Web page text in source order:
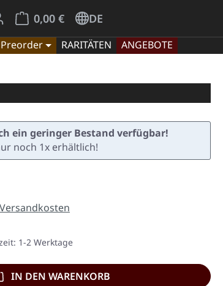
0 Produkte auf dem Merkzettel
0,00 €
Warenkorb enthält 0 Positionen. Der
DE
Preorder RARITÄTEN
ANGEBOTE
ein geringer Bestand verfügbar!
noch 1x erhältlich!
1-2 Werktage
IN DEN WARENKORB